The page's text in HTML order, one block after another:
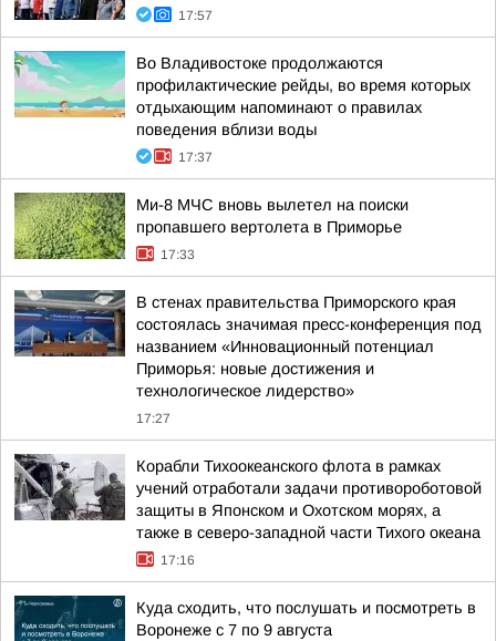
17:57
Во Владивостоке продолжаются
профилактические рейды, во время которых
отдыхающим напоминают о правилах
поведения вблизи воды
17:37
Ми-8 МЧС вновь вылетел на поиски
пропавшего вертолета в Приморье
17:33
В стенах правительства Приморского края
состоялась значимая пресс-конференция под
названием «Инновационный потенциал
Приморья: новые достижения и
технологическое лидерство»
17:27
Корабли Тихоокеанского флота в рамках
учений отработали задачи противороботовой
защиты в Японском и Охотском морях, а
также в северо-западной части Тихого океана
17:16
Куда сходить, что послушать и посмотреть в
Воронеже с 7 по 9 августа